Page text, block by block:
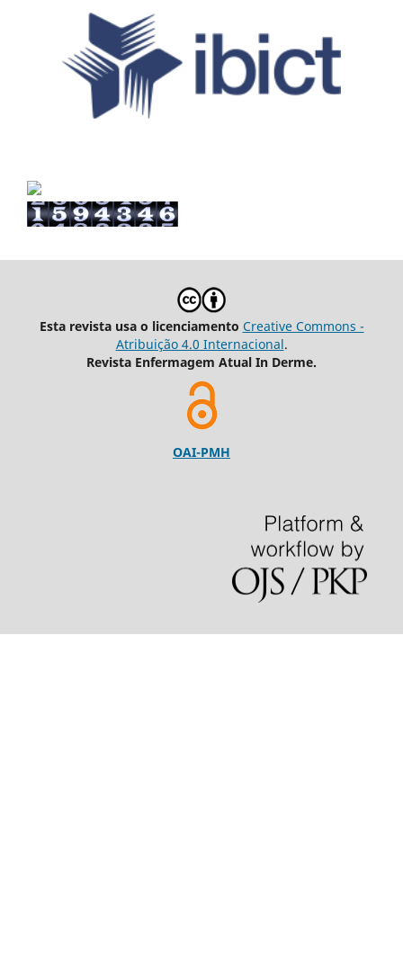
Esta revista usa o licenciamento Creative Commons -
Atribuição 4.0 Internacional.
Revista Enfermagem Atual In Derme.
OAI-PMH